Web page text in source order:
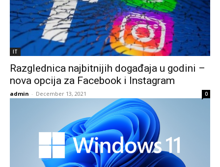
IT
Razglednica najbitnijih događaja u godini –
nova opcija za Facebook i Instagram
admin - December 13, 2021 0